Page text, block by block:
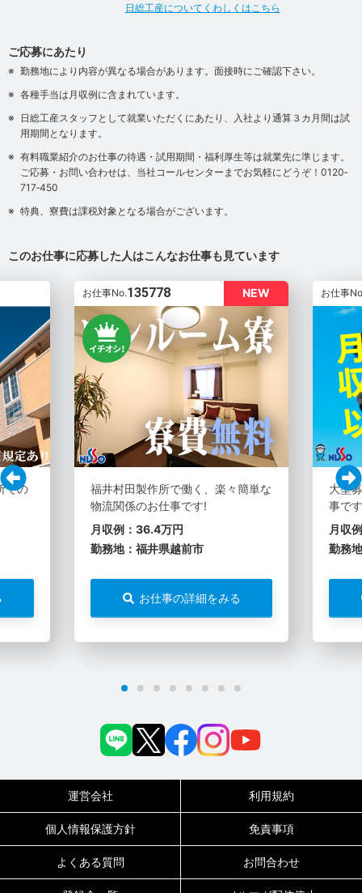
日総工産についてくわしくはこちら
ご応募にあたり
勤務地により内容が異なる場合があります。面接時にご確認下さい。
各種手当は月収例に含まれています。
日総工産スタッフとして就業いただくにあたり、入社より通算３カ月間は試
用期間となります。
有料職業紹介のお仕事の待遇・試用期間・福利厚生等は就業先に準じます。
ご応募・お問い合わせは、当社コールセンターまでお気軽にどうぞ！0120‐
717‐450
特典、寮費は課税対象となる場合がございます。
このお仕事に応募した人はこんなお仕事も見ています
での
NEW
お仕事No.135778
福井村田製作所で働く、楽々簡単な
物流関係のお仕事です!
月収例：36.4万円
勤務地：福井県越前市
お仕事の詳細をみる
お仕事
大型
事で
月収
勤務
運営会社 利用規約
個人情報保護方針 免責事項
よくある質問 お問合わせ